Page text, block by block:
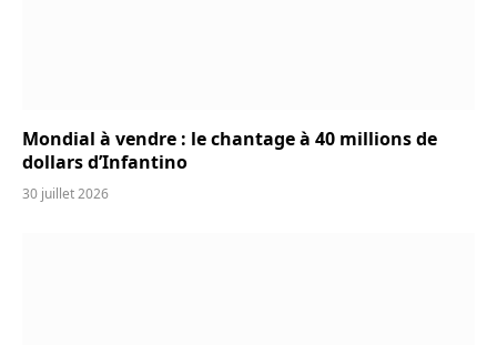
Mondial à vendre : le chantage à 40 millions de
dollars d’Infantino
30 juillet 2026